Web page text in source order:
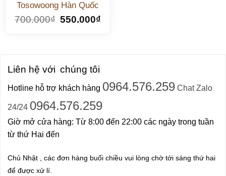
Tosowoong Hàn Quốc
700.000₫ 550.000₫
Liên hệ với chúng tôi
Hotline hỗ trợ khách hàng 0964.576.259Chat Zalo
24/24 0964.576.259
Giờ mở cửa hàng: Từ 8:00 đến 22:00 các ngày trong tuần
từ thứ Hai đến
Chủ Nhật , các đơn hàng buổi chiều vui lòng chờ tới sáng thứ hai
để được xử lí.